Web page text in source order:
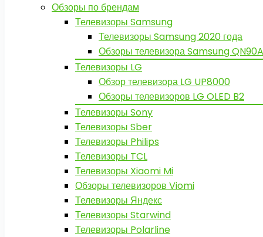
Обзоры по брендам
Телевизоры Samsung
Телевизоры Samsung 2020 года
Обзоры телевизора Samsung
Телевизоры LG
Обзор телевизора LG UP8000
Обзоры телевизоров LG OLED B2
Телевизоры Sony
Телевизоры Sber
Телевизоры Philips
Телевизоры TCL
Телевизоры Xiaomi Mi
Обзоры телевизоров Viomi
Телевизоры Яндекс
Телевизоры Starwind
Телевизоры Polarline